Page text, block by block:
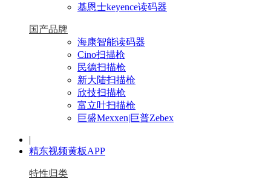
基恩士keyence读码器
国产品牌
海康智能读码器
Cino扫描枪
民德扫描枪
新大陆扫描枪
欣技扫描枪
富立叶扫描枪
巨盛Mexxen|巨普Zebex
|
精东视频黄板APP
特性归类